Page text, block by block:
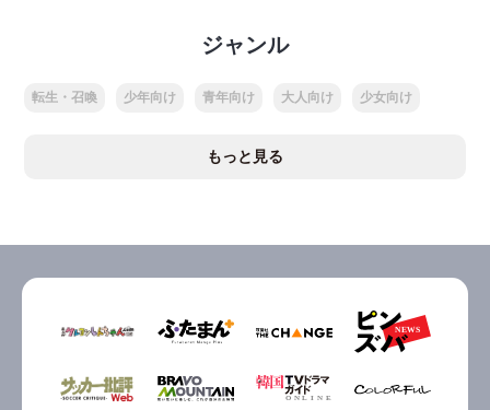
ジャンル
転生・召喚 少年向け 青年向け 大人向け 少女向け
もっと見る